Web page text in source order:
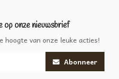
op onze nieuwsbrief
hoogte van onze leuke acties!
Abonneer